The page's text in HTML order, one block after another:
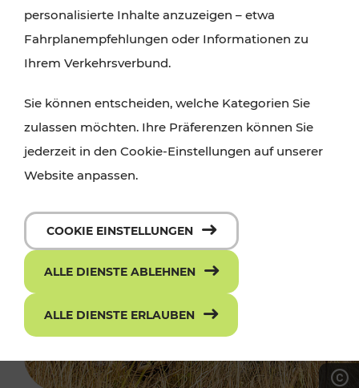
personalisierte Inhalte anzuzeigen – etwa
Fahrplanempfehlungen oder Informationen zu
Ihrem Verkehrsverbund.
Sie können entscheiden, welche Kategorien Sie
zulassen möchten. Ihre Präferenzen können Sie
jederzeit in den Cookie-Einstellungen auf unserer
Website anpassen.
COOKIE EINSTELLUNGEN
ALLE DIENSTE ABLEHNEN
ALLE DIENSTE ERLAUBEN